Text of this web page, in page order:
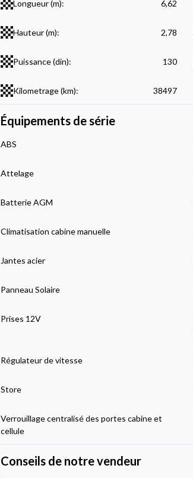
Longueur (m): 6,62
Hauteur (m): 2,78
Puissance (din): 130
Kilometrage (km): 38497
Équipements de série
ABS
Attelage
Batterie AGM
Climatisation cabine manuelle
Jantes acier
Panneau Solaire
Prises 12V
Régulateur de vitesse
Store
Verrouillage centralisé des portes cabine et
cellule
Conseils de notre vendeur